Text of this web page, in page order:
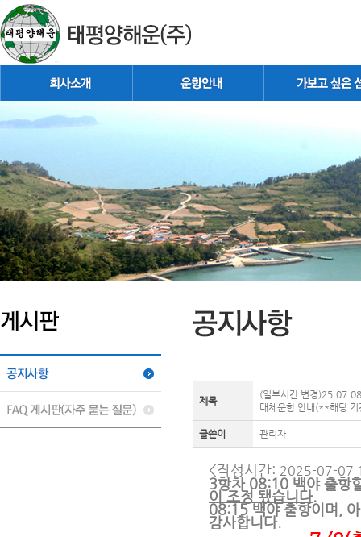
제목
(일부시간 변경
대체운항 안내(**해당
글쓴이 관리자
<작성시간: 2025-07-07
3항차 08:10 백야 출항
이 조정 됐습니다.
08:15 백야 출항이며,
감사합니다.